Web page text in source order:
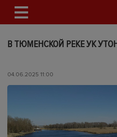
В ТЮМЕНСКОЙ РЕКЕ УК
04.06.2025 11:00